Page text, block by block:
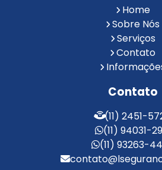
Reconhecimento Facial para
Reconhecimento Facial para
Reconhecimento Facial Portaria
Serviço de Limpeza Terceirizado
Serviço de Portaria e Limpeza
Serviços de Limpeza e Portaria
Terceirização de Facilities
Terceirização de Portaria
Zeladoria de Condomínios
Home
Sobre Nós
Serviços
Contato
Contato
(11) 2451-
(11) 94031-
(11) 93263-